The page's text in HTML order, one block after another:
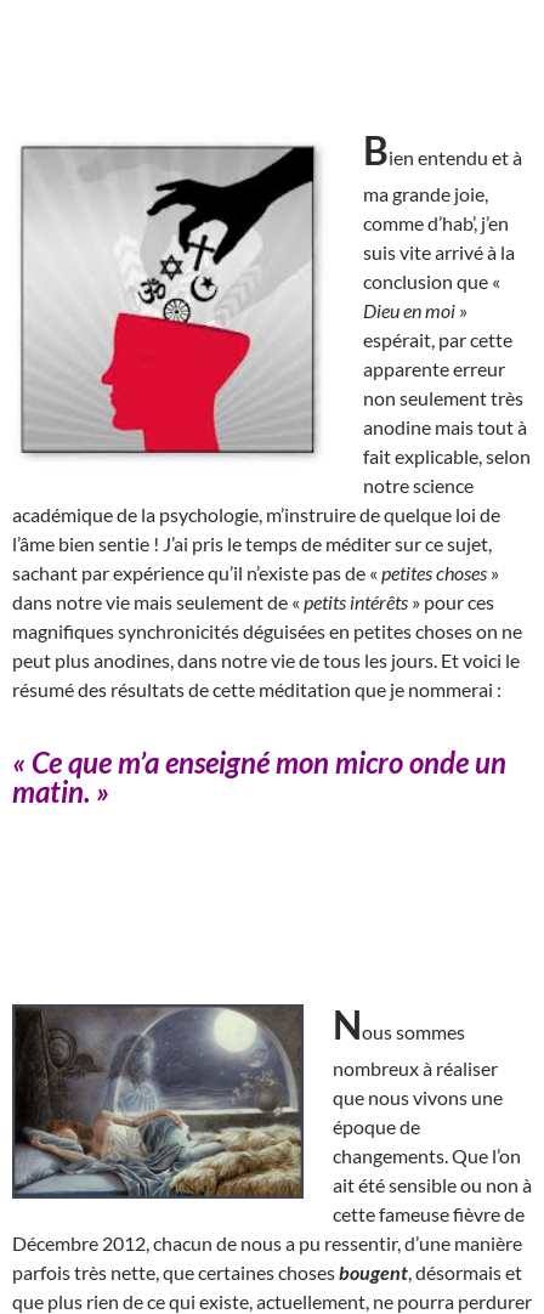
Bien entendu et à
ma grande joie,
comme d’hab’, j’en
suis vite arrivé à la
conclusion que «
Dieu en moi »
espérait, par cette
apparente erreur
non seulement très
anodine mais tout à
fait explicable, selon
notre science
académique de la psychologie, m’instruire de quelque loi de
l’âme bien sentie ! J’ai pris le temps de méditer sur ce sujet,
sachant par expérience qu’il n’existe pas de « petites choses »
dans notre vie mais seulement de « petits intérêts » pour ces
magnifiques synchronicités déguisées en petites choses on ne
peut plus anodines, dans notre vie de tous les jours. Et voici le
résumé des résultats de cette méditation que je nommerai :
« Ce que m’a enseigné mon micro onde un
matin. »
Nous sommes
nombreux à réaliser
que nous vivons une
époque de
changements. Que l’on
ait été sensible ou non à
cette fameuse fièvre de
Décembre 2012, chacun de nous a pu ressentir, d’une manière
parfois très nette, que certaines chosesbougent , désormais et
que plus rien de ce qui existe, actuellement, ne pourra perdurer